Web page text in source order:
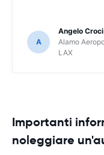
A
Angelo Croci
Alamo
LAX
Importanti
noleggiare